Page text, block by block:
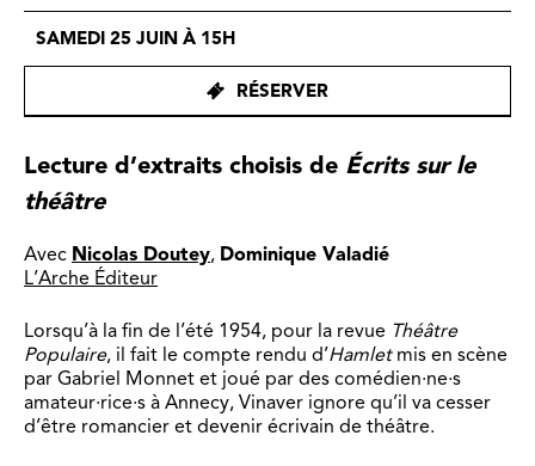
SAMEDI 25 JUIN À 15H
RÉSERVER
Lecture d’extraits choisis de Écrits sur le
théâtre
Avec Nicolas Doutey, Dominique Valadié
L’Arche Éditeur
Lorsqu’à la fin de l’été 1954, pour la revue Théâtre
Populaire, il fait le compte rendu d’Hamlet mis en scène
par Gabriel Monnet et joué par des comédien·ne·s
amateur·rice·s à Annecy, Vinaver ignore qu’il va cesser
d’être romancier et devenir écrivain de théâtre.